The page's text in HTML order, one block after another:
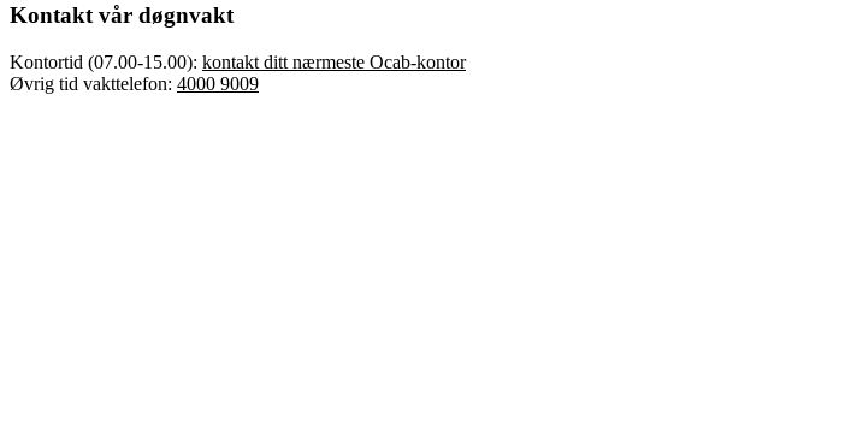
Kontakt vår døgnvakt
Kontortid (07.00-15.00): kontakt ditt nærmeste Ocab-kontor
Øvrig tid vakttelefon: 4000 9009